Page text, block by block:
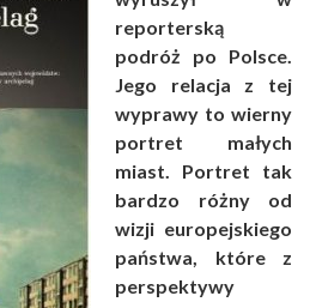
reporterską
podróż po Polsce.
Jego relacja z tej
wyprawy to wierny
portret małych
miast. Portret tak
bardzo różny od
wizji europejskiego
państwa, które z
perspektywy